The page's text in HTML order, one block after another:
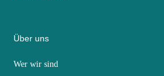
Über uns
Wer wir sind